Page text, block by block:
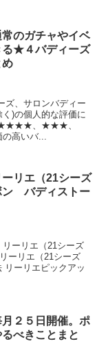
常のガチャやイベ
る★４バディーズ
め
ズ、サロンバディー
)の個人的な評価に
★★★★、★★★、
高いバ...
ーリエ（21シーズ
ン バディストー
ーリエ（21シーズ
ーリエ（21シーズ
リーリエピックアッ
月２５日開催。ポ
べきことまと